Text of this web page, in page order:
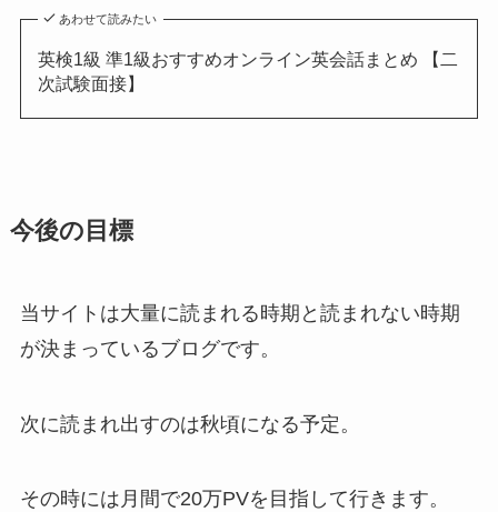
あわせて読みたい
英検1級 準1級おすすめオンライン英会話まとめ 【二
次試験面接】
今後の目標
当サイトは大量に読まれる時期と読まれない時期
が決まっているブログです。
次に読まれ出すのは秋頃になる予定。
その時には月間で20万PVを目指して行きます。